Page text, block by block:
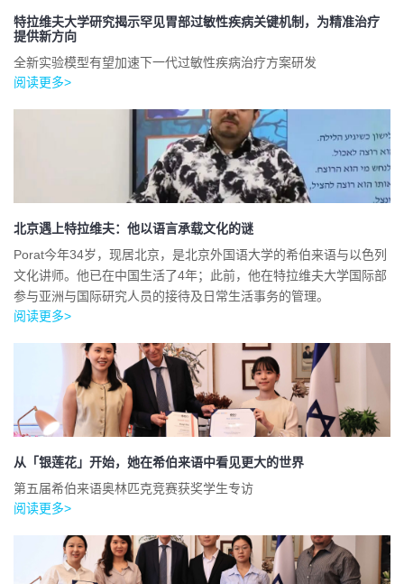
特拉维夫大学研究揭示罕见胃部过敏性疾病关键机制，为精准治疗
提供新方向
全新实验模型有望加速下一代过敏性疾病治疗方案研发
阅读更多>
北京遇上特拉维夫：他以语言承载文化的谜
Porat今年34岁，现居北京，是北京外国语大学的希伯来语与以色列
文化讲师。他已在中国生活了4年；此前，他在特拉维夫大学国际部
参与亚洲与国际研究人员的接待及日常生活事务的管理。
阅读更多>
从「银莲花」开始，她在希伯来语中看见更大的世界
第五届希伯来语奥林匹克竞赛获奖学生专访
阅读更多>